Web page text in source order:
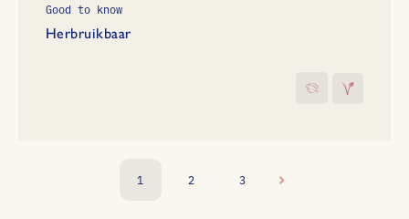
Good to know
Herbruikbaar
1 2 3